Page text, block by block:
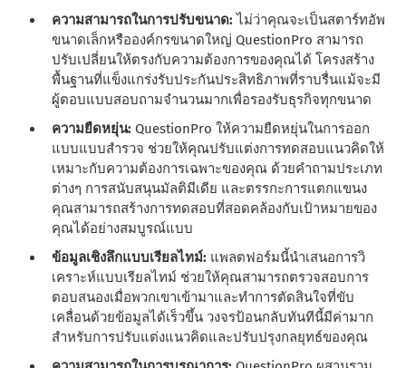
ความสามารถในการปรับขนาด: ไม่ว่าคุณจะเป็นสตาร์ทอัพ
ขนาดเล็กหรือองค์กรขนาดใหญ่ QuestionPro สามารถ
ปรับเปลี่ยนให้ตรงกับความต้องการของคุณได้ โครงสร้าง
พื้นฐานที่แข็งแกร่งรับประกันประสิทธิภาพที่ราบรื่นแม้จะมี
ผู้ตอบแบบสอบถามจํานวนมากเพื่อรองรับธุรกิจทุกขนาด
ความยืดหยุ่น: QuestionPro ให้ความยืดหยุ่นในการออก
แบบแบบสํารวจ ช่วยให้คุณปรับแต่งการทดสอบแนวคิดให้
เหมาะกับความต้องการเฉพาะของคุณ ด้วยคําถามประเภท
ต่างๆ การสนับสนุนมัลติมีเดีย และตรรกะการแตกแขนง
คุณสามารถสร้างการทดสอบที่สอดคล้องกับเป้าหมายของ
คุณได้อย่างสมบูรณ์แบบ
ข้อมูลเชิงลึกแบบเรียลไทม์: แพลตฟอร์มนี้นําเสนอการวิ
เคราะห์แบบเรียลไทม์ ช่วยให้คุณสามารถตรวจสอบการ
ตอบสนองเมื่อพวกเขาเข้ามาและทําการตัดสินใจที่ขับ
เคลื่อนด้วยข้อมูลได้เร็วขึ้น วงจรป้อนกลับทันทีนี้มีค่ามาก
สําหรับการปรับแต่งแนวคิดและปรับปรุงกลยุทธ์ของคุณ